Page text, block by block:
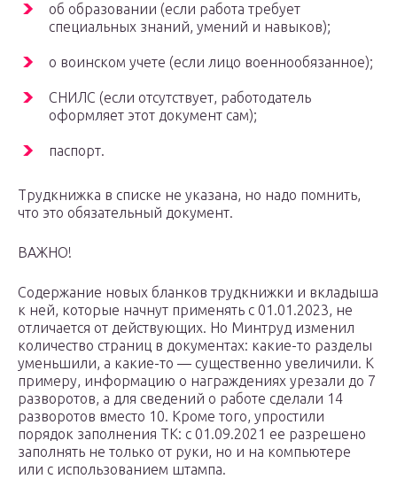
об образовании (если работа требует
специальных знаний, умений и навыков);
о воинском учете (если лицо военнообязанное);
СНИЛС (если отсутствует, работодатель
оформляет этот документ сам);
паспорт.
Трудкнижка в списке не указана, но надо помнить,
что это обязательный документ.
ВАЖНО!
Содержание новых бланков трудкнижки и вкладыша
к ней, которые начнут применять с 01.01.2023, не
отличается от действующих. Но Минтруд изменил
количество страниц в документах: какие-то разделы
уменьшили, а какие-то — существенно увеличили. К
примеру, информацию о награждениях урезали до 7
разворотов, а для сведений о работе сделали 14
разворотов вместо 10. Кроме того, упростили
порядок заполнения ТК: с 01.09.2021 ее разрешено
заполнять не только от руки, но и на компьютере
или с использованием штампа.